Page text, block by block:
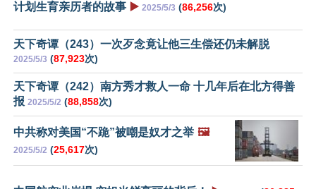
计划生育亲历者的故事 ▶️ 2025/5/3 (86,256次)
天下奇谭（243）一次歹念竟让他三生偿还仍未解脱
2025/5/3 (87,923次)
天下奇谭（242）南方秀才救人一命 十几年后在北方得善
报 2025/5/2 (88,858次)
中共称对美国“不跪”被嘲是奴才之举 🖼️
2025/5/2 (25,617次)